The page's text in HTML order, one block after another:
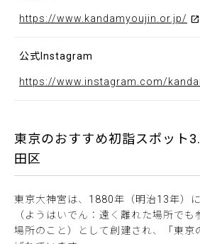
https://www.kandamyoujin.or.jp/
公式Instagram
https://www.instagram.com/
東京のおすすめ初詣スポット
田区
東京大神宮は、1880年（明治13年）
（ようはいでん：遠く離れた場所で
場所のこと）として創建され、「東京